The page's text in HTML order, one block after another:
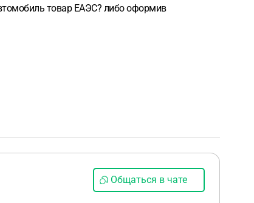
товар ЕАЭС? либо оформив
Общаться в чате